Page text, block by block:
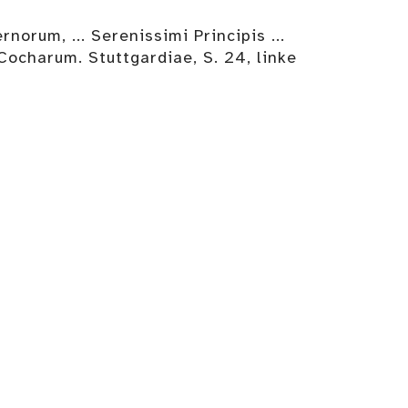
... Serenissimi Principis ...
Stuttgardiae, S. 24, linke